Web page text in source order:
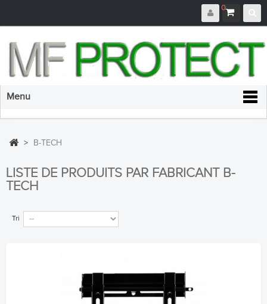
0
Menu
> B-TECH
LISTE DE PRODUITS PAR FABRICANT B-
TECH
Tri